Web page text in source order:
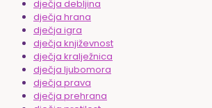
dječja debljina
dječja hrana
dječja igra
dječja književnost
dječja kralježnica
dječja ljubomora
dječja prava
dječja prehrana